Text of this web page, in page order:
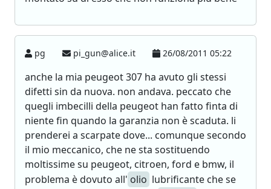
pg pi_gun@alice.it 26/08/2011 05:22
anche la mia peugeot 307 ha avuto gli stessi
difetti sin da nuova. non andava. peccato che
quegli imbecilli della peugeot han fatto finta di
niente fin quando la garanzia non è scaduta. li
prenderei a scarpate dove... comunque secondo
il mio meccanico, che ne sta sostituendo
moltissime su peugeot, citroen, ford e bmw, il
problema è dovuto all' olio lubrificante che se